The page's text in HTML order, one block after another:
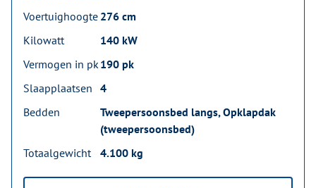
Voertuighoogte 276 cm
Kilowatt
140 kW
Vermogen in pk190 pk
Slaapplaatsen 4
Bedden
Tweepersoonsbed langs, Opklapdak
(tweepersoonsbed)
Totaalgewicht
4.100 kg